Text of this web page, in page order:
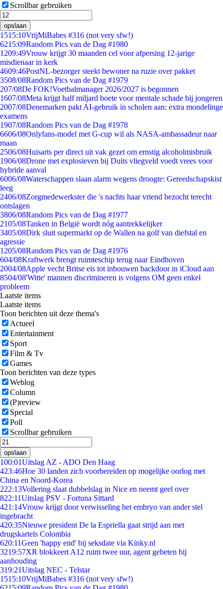
Scrollbar gebruiken
opslaan
1515:10VrijMiBabes #316 (not very sfw!)
6215:09Random Pics van de Dag #1980
1209:49Vrouw krijgt 30 maanden cel voor afpersing 12-jarige
misdienaar in kerk
4609:46PostNL-bezorger steekt bewoner na ruzie over pakket
3508/08Random Pics van de Dag #1979
207/08De FOK!Voetbalmanager 2026/2027 is begonnen
1607/08Meta krijgt half miljard boete voor mentale schade bij jongeren
2007/08Denemarken pakt AI-gebruik in scholen aan: extra mondelinge
examens
1907/08Random Pics van de Dag #1978
6606/08Onlyfans-model met G-cup wil als NASA-ambassadeur naar
maan
2506/08Huisarts per direct uit vak gezet om ernstig alcoholmisbruik
1906/08Drone met explosieven bij Duits vliegveld voedt vrees voor
hybride aanval
6006/08Waterschappen slaan alarm wegens droogte: Gereedschapskist
leeg
2406/08Zorgmedewerkster die 's nachts haar vriend bezocht terecht
ontslagen
3806/08Random Pics van de Dag #1977
2105/08Tanken in België wordt nóg aantrekkelijker
3405/08Dirk sluit supermarkt op de Wallen na golf van diefstal en
agressie
1205/08Random Pics van de Dag #1976
604/08Kraftwerk brengt ruimteschip terug naar Eindhoven
2004/08Apple vecht Britse eis tot inbouwen backdoor in iCloud aan
8504/08'Witte' mannen discrimineren is volgens OM geen enkel
probleem
Laatste items
Laatste items
Toon berichten uit deze thema's
Actueel
Entertainment
Sport
Film & Tv
Games
Toon berichten van deze types
Weblog
Column
(P)review
Special
Poll
Scrollbar gebruiken
opslaan
100:01Uitslag AZ - ADO Den Haag
423:46Hoe 30 landen zich voorbereiden op mogelijke oorlog met
China en Noord-Korea
222:13Vollering slaat dubbelslag in Nice en neemt geel over
822:11Uitslag PSV - Fortuna Sittard
421:14Vrouw krijgt door verwisseling het embryo van ander stel
ingebracht
420:35Nieuwe president De la Espriella gaat strijd aan met
drugskartels Colombia
620:11Geen 'happy end' bij seksdate via Kinky.nl
3219:57XR blokkeert A12 ruim twee uur, agent gebeten bij
aanhouding
319:21Uitslag NEC - Telstar
1515:10VrijMiBabes #316 (not very sfw!)